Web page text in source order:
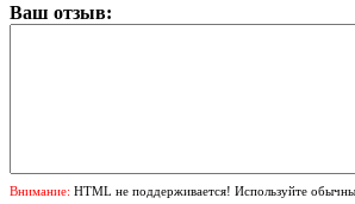
Ваш отзыв:
Внимание: HTML не поддерживается! Используйте